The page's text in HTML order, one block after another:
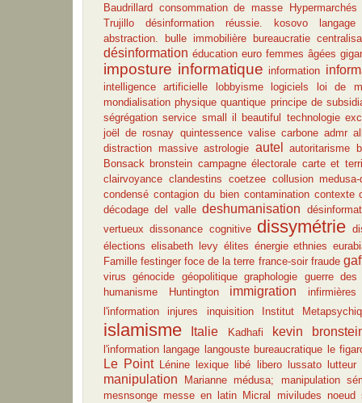
Baudrillard consommation de masse
Hypermarchés
Trujillo
désinformation réussie. kosovo
abstraction.
bulle immobilière bureaucratie
désinformation éducation euro femmes âgées
imposture informatique information
intelligence artificielle lobbyisme logiciels
loi de
mondialisation physique quantique principe de
ségrégation service small il beautiful technologie
joël de rosnay quintessence valise carbone admr
distraction massive astrologie autel autoritarisme
Bonsack bronstein campagne électorale carte et
clairvoyance clandestins coetzee collusion medusa-
condensé contagion du bien contamination contexte
décodage del valle deshumanisation
vertueux dissonance cognitive dissymétrie
élections elisabeth levy élites énergie ethnies
Famille festinger foce de la terre france-soir fraude
virus génocide géopolitique graphologie guerre des
humanisme
Huntington immigration
l'information
injures inquisition Institut
islamisme Italie Kadhafi kevin
l'information langage langouste bureaucratique le
Le Point Lénine lexique libé libero lussato lutteur
manipulation Marianne médusa; manipulation
mesnsonge messe en latin Micral miviludes noeud